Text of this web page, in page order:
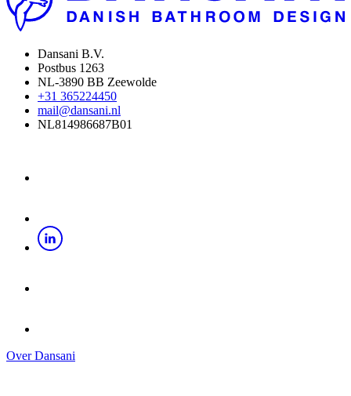
Dansani B.V.
Postbus 1263
NL-3890 BB Zeewolde
+31 365224450
mail@dansani.nl
NL814986687B01
Over Dansani